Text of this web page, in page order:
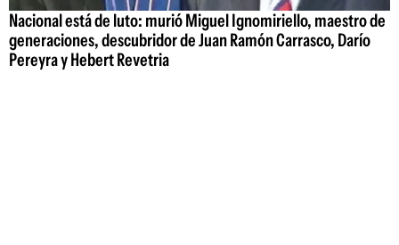
Nacional está de luto: murió Miguel Ignomiriello, maestro de
generaciones, descubridor de Juan Ramón Carrasco, Darío
Pereyra y Hebert Revetria